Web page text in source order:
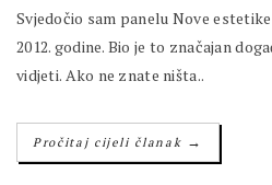
Svjedočio sam panelu Nove
2012. godine. Bio je to značajan
vidjeti. Ako ne znate ništa..
Pročitaj cijeli članak →